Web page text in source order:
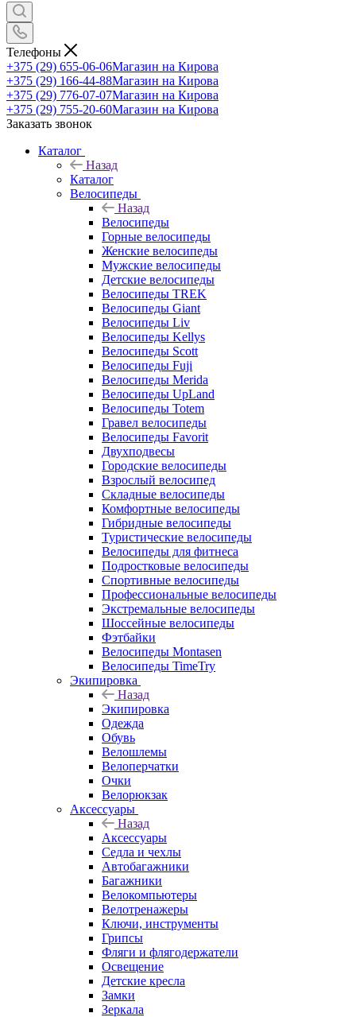
Телефоны
+375 (29) 655-06-06Магазин на Кирова
+375 (29) 166-44-88Магазин на Кирова
+375 (29) 776-07-07Магазин на Кирова
+375 (29) 755-20-60Магазин на Кирова
Заказать звонок
Каталог
Назад
Каталог
Велосипеды
Назад
Велосипеды
Горные велосипеды
Женские велосипеды
Мужские велосипеды
Детские велосипеды
Велосипеды TREK
Велосипеды Giant
Велосипеды Liv
Велосипеды Kellys
Велосипеды Scott
Велосипеды Fuji
Велосипеды Merida
Велосипеды UpLand
Велосипеды Totem
Гравел велосипеды
Велосипеды Favorit
Двухподвесы
Городские велосипеды
Взрослый велосипед
Складные велосипеды
Комфортные велосипеды
Гибридные велосипеды
Туристические велосипеды
Велосипеды для фитнеса
Подростковые велосипеды
Спортивные велосипеды
Профессиональные велосипеды
Экстремальные велосипеды
Шоссейные велосипеды
Фэтбайки
Велосипеды Montasen
Велосипеды TimeTry
Экипировка
Назад
Экипировка
Одежда
Обувь
Велошлемы
Велоперчатки
Очки
Велорюкзак
Аксессуары
Назад
Аксессуары
Седла и чехлы
Автобагажники
Багажники
Велокомпьютеры
Велотренажеры
Ключи, инструменты
Грипсы
Фляги и флягодержатели
Освещение
Детские кресла
Замки
Зеркала